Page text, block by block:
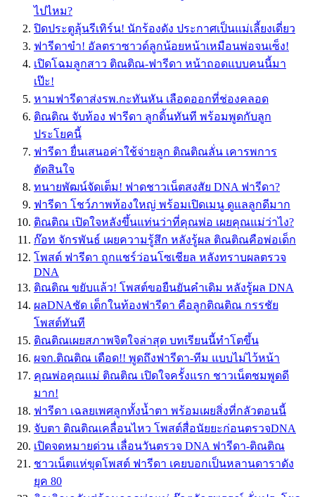
ไปไหม?
ปิดประตูลุ้นรีเทิร์น! นักร้องดัง ประกาศเป็นแม่เลี้ยงเดี่ยว
ฟารีดาขำ! อัลตราซาวด์ลูกน้อยหน้าเหมือนพ่อจนเซ็ง!
เปิดโฉมลูกสาว ติณติณ-ฟารีดา หน้าถอดแบบคนนี้มา
เป๊ะ!
หามฟารีดาส่งรพ.กะทันหัน เลือดออกที่ช่องคลอด
ติณติณ จับท้อง ฟารีดา ลูกดิ้นทันที พร้อมพูดกับลูก
ประโยคนี้
ฟารีดา ยื่นเสนอค่าใช้จ่ายลูก ติณติณลั่น เคารพการ
ตัดสินใจ
ทนายพัฒน์จัดเต็ม! ฟาดชาวเน็ตสงสัย DNA ฟารีดา?
ฟารีดา โชว์ภาพท้องใหญ่ พร้อมเปิดเมนู ดูแลลูกดีมาก
ติณติณ เปิดใจหลังขึ้นแท่นว่าที่คุณพ่อ เผยคุณแม่ว่าไง?
ก๊อท จักรพันธ์ เผยความรู้สึก หลังรู้ผล ติณติณคือพ่อเด็ก
โพสต์ ฟารีดา ถูกแชร์ว่อนโซเชียล หลังทราบผลตรวจ
DNA
ติณติณ ขยับแล้ว! โพสต์ขอยืนยันคำเดิม หลังรู้ผล DNA
ผลDNAชัด เด็กในท้องฟารีดา คือลูกติณติณ กรรชัย
โพสต์ทันที
ติณติณเผยสภาพจิตใจล่าสุด บทเรียนนี้ทำโตขึ้น
ผจก.ติณติณ เดือด!! พูดถึงฟารีดา-ทีม แบบไม่ไว้หน้า
คุณพ่อคุณแม่ ติณติณ เปิดใจครั้งแรก ชาวเน็ตชมพูดดี
มาก!
ฟารีดา เฉลยเพศลูกทั้งน้ำตา พร้อมเผยสิ่งที่กลัวตอนนี้
จับตา ติณติณเคลื่อนไหว โพสต์สื่อนัยยะก่อนตรวจDNA
เปิดจดหมายด่วน เลื่อนวันตรวจ DNA ฟารีดา-ติณติณ
ชาวเน็ตเเห่ขุดโพสต์ ฟารีดา เคยบอกเป็นหลานดาราดัง
ยุค 80